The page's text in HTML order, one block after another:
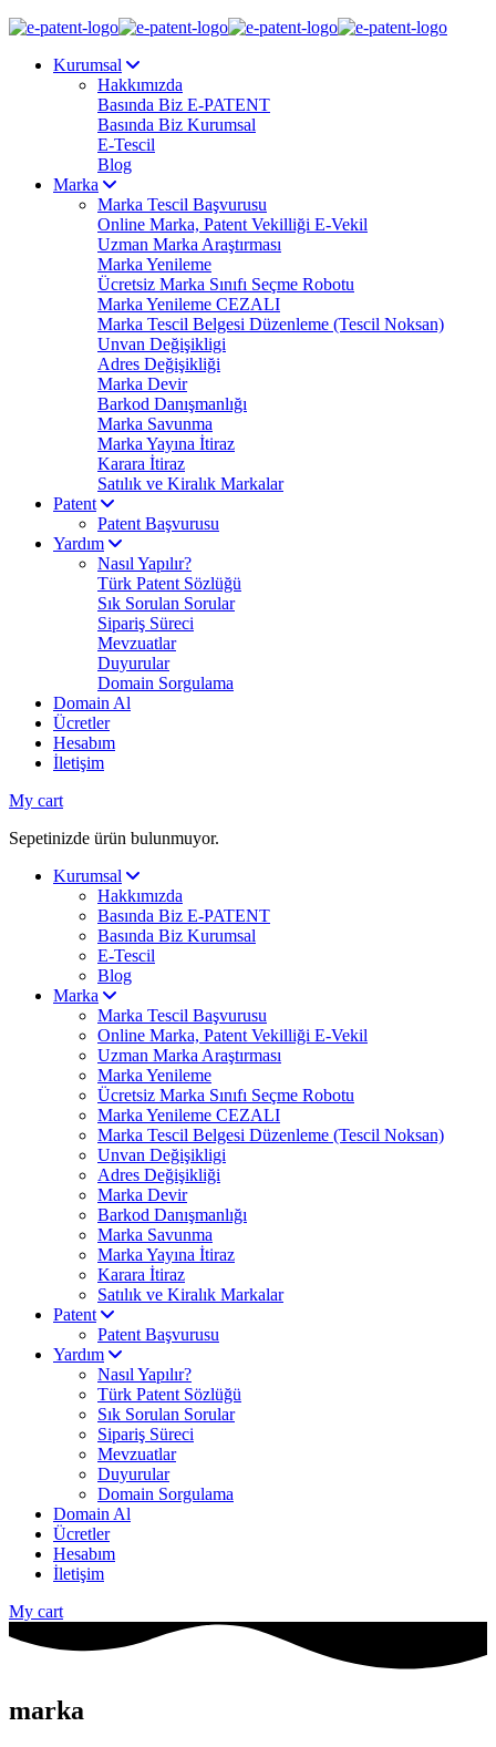
Kurumsal
Hakkımızda
Basında Biz E-PATENT
Basında Biz Kurumsal
E-Tescil
Blog
Marka
Marka Tescil Başvurusu
Online Marka, Patent Vekilliği E-Vekil
Uzman Marka Araştırması
Marka Yenileme
Ücretsiz Marka Sınıfı Seçme Robotu
Marka Yenileme CEZALI
Marka Tescil Belgesi Düzenleme (Tescil Noksan)
Unvan Değişikligi
Adres Değişikliği
Marka Devir
Barkod Danışmanlığı
Marka Savunma
Marka Yayına İtiraz
Karara İtiraz
Satılık ve Kiralık Markalar
Patent
Patent Başvurusu
Yardım
Nasıl Yapılır?
Türk Patent Sözlüğü
Sık Sorulan Sorular
Sipariş Süreci
Mevzuatlar
Duyurular
Domain Sorgulama
Domain Al
Ücretler
Hesabım
İletişim
My cart
Sepetinizde ürün bulunmuyor.
Kurumsal
Hakkımızda
Basında Biz E-PATENT
Basında Biz Kurumsal
E-Tescil
Blog
Marka
Marka Tescil Başvurusu
Online Marka, Patent Vekilliği E-Vekil
Uzman Marka Araştırması
Marka Yenileme
Ücretsiz Marka Sınıfı Seçme Robotu
Marka Yenileme CEZALI
Marka Tescil Belgesi Düzenleme (Tescil Noksan)
Unvan Değişikligi
Adres Değişikliği
Marka Devir
Barkod Danışmanlığı
Marka Savunma
Marka Yayına İtiraz
Karara İtiraz
Satılık ve Kiralık Markalar
Patent
Patent Başvurusu
Yardım
Nasıl Yapılır?
Türk Patent Sözlüğü
Sık Sorulan Sorular
Sipariş Süreci
Mevzuatlar
Duyurular
Domain Sorgulama
Domain Al
Ücretler
Hesabım
İletişim
My cart
marka